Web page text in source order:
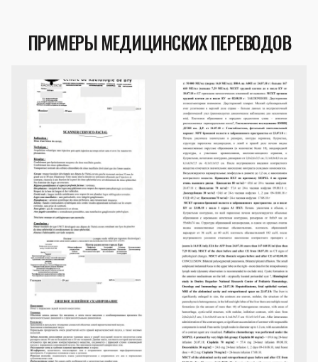
ПРИМЕРЫ МЕДИЦИНСКИХ ПЕРЕВОДОВ